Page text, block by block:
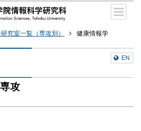
究室一覧（専攻別） 健康情報学
EN
攻